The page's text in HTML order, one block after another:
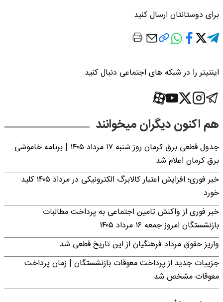
برای دوستانتان ارسال کنید
اینتیتر را در شبکه های اجتماعی دنبال کنید
هم اکنون دیگران میخوانند
جدول قطعی برق کرمان روز شنبه ۱۷ مرداد ۱۴۰۵ | برنامه خاموشی
برق کرمان اعلام شد
خبر فوری؛ افزایش اعتبار کالابرگ الکترونیکی در مرداد ۱۴۰۵ کلید
خورد
خبر فوری از واکنش تامین اجتماعی به پرداخت مطالبات
بازنشستگان امروز جمعه ۱۶ مرداد ۱۴۰۵
واریز حقوق مرداد فرهنگیان از این تاریخ قطعی شد
جزییات جدید از پرداخت معوقات بازنشستگان | زمان پرداخت
معوقات مشخص شد